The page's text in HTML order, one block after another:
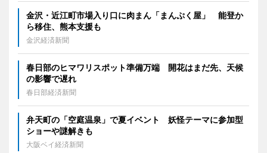
金沢・近江町市場入り口に肉まん「まんぷく屋」 能登か
ら移住、熊本支援も
金沢経済新聞
春日部のヒマワリスポット準備万端 開花はまだ先、天候
の影響で遅れ
春日部経済新聞
弁天町の「空庭温泉」で夏イベント 妖怪テーマに参加型
ショーや謎解きも
大阪ベイ経済新聞